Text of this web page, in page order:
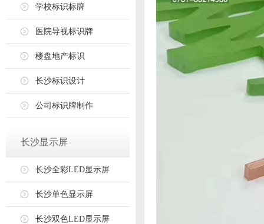
学校标识标牌
医院导视标识牌
楼盘地产标识
长沙标识设计
公司标识牌制作
长沙显示屏
长沙全彩LED显示屏
长沙单色显示屏
长沙双色LED显示屏